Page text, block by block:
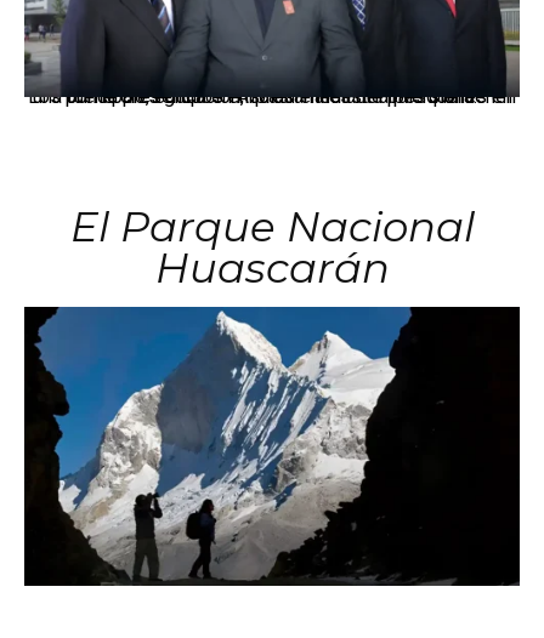
Los principales grupos empresariales del país mantienen una fuerte presencia en Áncash mediante inversiones en comercio, educación, salud e industria pesquera.
El Parque Nacional
Huascarán